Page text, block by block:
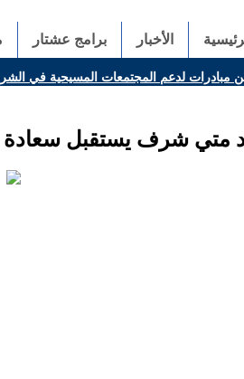
الأخبار برامج عشتار
عن مبادرات لدعم المجتمعات المسيحية في
متي شرف يستقبل